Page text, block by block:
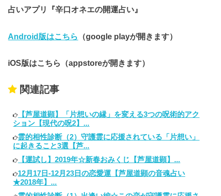
占いアプリ『辛口オネエの開運占い』
Android版はこちら （google playが開きます）
iOS版はこちら（appstoreが開きます）
関連記事
【芦屋道顕】「片想いの縁」を変える3つの呪術的アク
ション【現代の呪2】...
霊的相性診断（2）守護霊に応援されている「片想い」
に起きること3選【芦...
【運試し】2019年☆新春おみくじ【芦屋道顕】...
12月17日-12月23日の恋愛運【芦屋道顕の音魂占い
★2018年】...